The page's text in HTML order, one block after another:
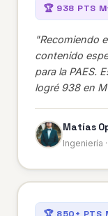
🏆 938 PTS
"Recomiendo
contenido
para la PAES.
logré 938 en
Matías
Ingeniería
🏆 850+ PTS